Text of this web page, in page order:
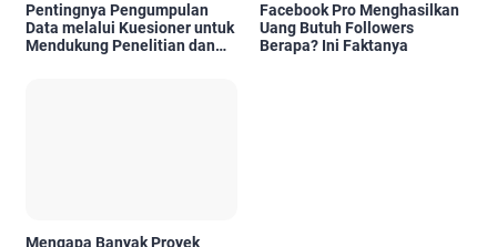
Pentingnya Pengumpulan
Data melalui Kuesioner untuk
Mendukung Penelitian dan
Facebook Pro Menghasilkan
Uang Butuh Followers
Berapa? Ini Faktanya
Mengapa Banyak Proyek